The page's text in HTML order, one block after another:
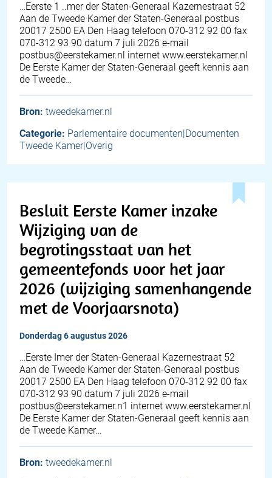
…Eerste 1 ..mer der Staten-Generaal Kazernestraat 52
Aan de Tweede Kamer der Staten-Generaal postbus
20017 2500 EA Den Haag telefoon 070-312 92 00 fax
070-312 93 90 datum 7 juli 2026 e-mail
postbus@eerstekamer.nl internet www.eerstekamer.nl
De Eerste Kamer der Staten-Generaal geeft kennis aan
de Tweede…
Bron: tweedekamer.nl
Categorie: Parlementaire documenten|Documenten
Tweede Kamer|Overig
Besluit Eerste Kamer inzake
Wijziging van de
begrotingsstaat van het
gemeentefonds voor het jaar
2026 (wijziging samenhangende
met de Voorjaarsnota)
donderdag 6 augustus 2026
…Eerste Imer der Staten-Generaal Kazernestraat 52
Aan de Tweede Kamer der Staten-Generaal postbus
20017 2500 EA Den Haag telefoon 070-312 92 00 fax
070-312 93 90 datum 7 juli 2026 e-mail
postbus@eerstekamer.n1 internet www.eerstekamer.nl
De Eerste Kamer der Staten-Generaal geeft kennis aan
de Tweede Kamer…
Bron: tweedekamer.nl